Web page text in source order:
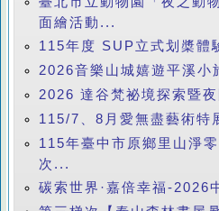
面繪活動...
115年度 SUP立式划槳體
2026音樂山城嬉遊平溪小
2026 達谷梵祕境探索暨
115/7、8月愛無盡藝術特
115年臺中市原鄉里山淨
次...
碳索世界·嘉倍幸福-2026